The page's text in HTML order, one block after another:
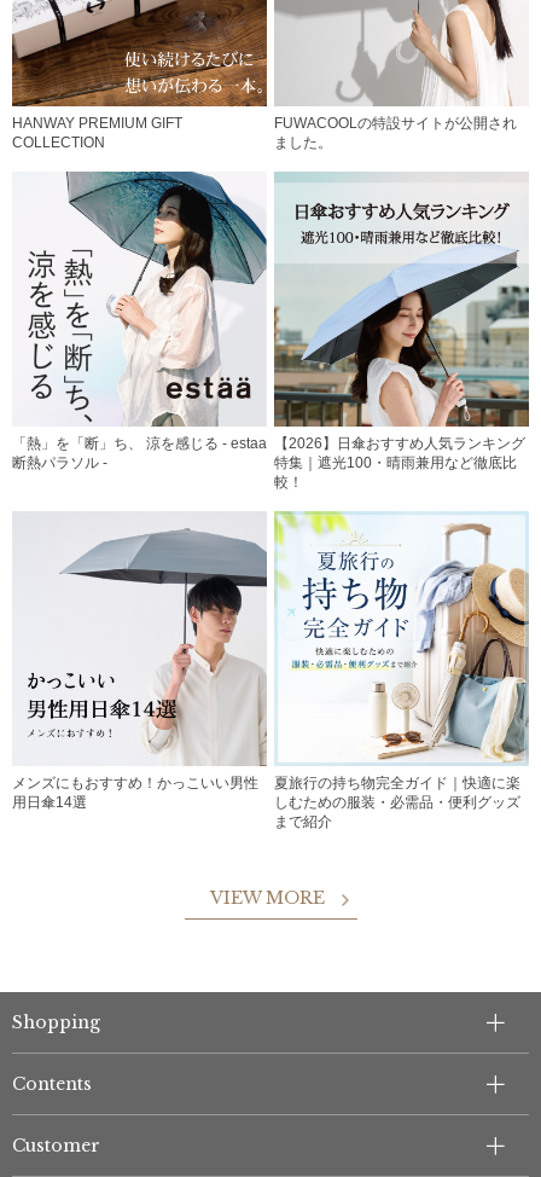
HANWAY PREMIUM GIFT
COLLECTION
FUWACOOLの特設サイトが公開され
ました。
「熱」を「断」ち、 涼を感じる - estaa
断熱パラソル -
【2026】日傘おすすめ人気ランキング
特集｜遮光100・晴雨兼用など徹底比
較！
メンズにもおすすめ！かっこいい男性
用日傘14選
夏旅行の持ち物完全ガイド｜快適に楽
しむための服装・必需品・便利グッズ
まで紹介
VIEW MORE
Shopping
Contents
Customer